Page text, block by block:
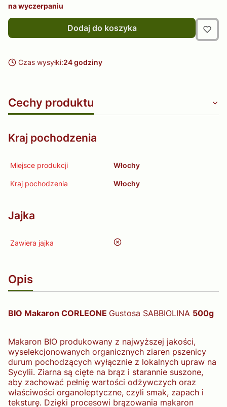
na wyczerpaniu
Dodaj do koszyka
Czas wysyłki:24 godziny
Cechy produktu
Kraj pochodzenia
Miejsce produkcji Włochy
Kraj pochodzenia Włochy
Jajka
Zawiera jajka nie
Opis
BIO Makaron CORLEONE Gustosa SABBIOLINA 500g
Makaron BIO produkowany z najwyższej jakości,
wyselekcjonowanych organicznych ziaren pszenicy
durum pochodzących wyłącznie z lokalnych upraw na
Sycylii. Ziarna są cięte na brąz i starannie suszone,
aby zachować pełnię wartości odżywczych oraz
właściwości organoleptyczne, czyli smak, zapach i
teksturę. Dzięki procesowi brązowania makaron